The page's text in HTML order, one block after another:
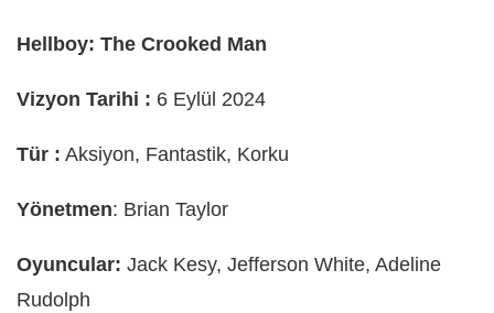
Hellboy: The Crooked Man
Vizyon Tarihi : 6 Eylül 2024
Tür : Aksiyon, Fantastik, Korku
Yönetmen: Brian Taylor
Oyuncular: Jack Kesy, Jefferson White, Adeline
Rudolph